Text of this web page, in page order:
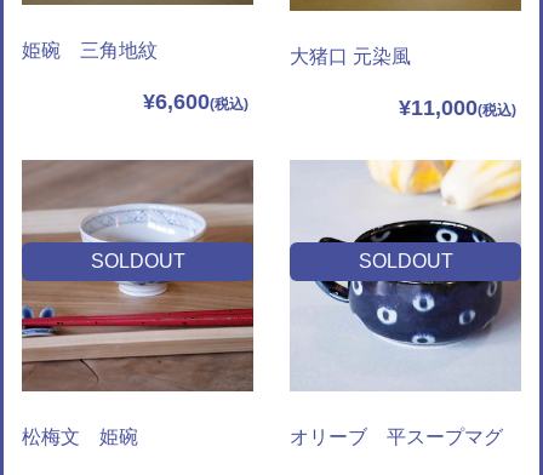
姫碗 三角地紋
¥6,600
大猪口 元染風
¥11,000
SOLDOUT
松梅文 姫碗
SOLDOUT
オリーブ 平スープマグ